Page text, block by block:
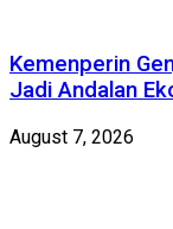
Kemenperin
Jadi Andalan
August 7, 2026